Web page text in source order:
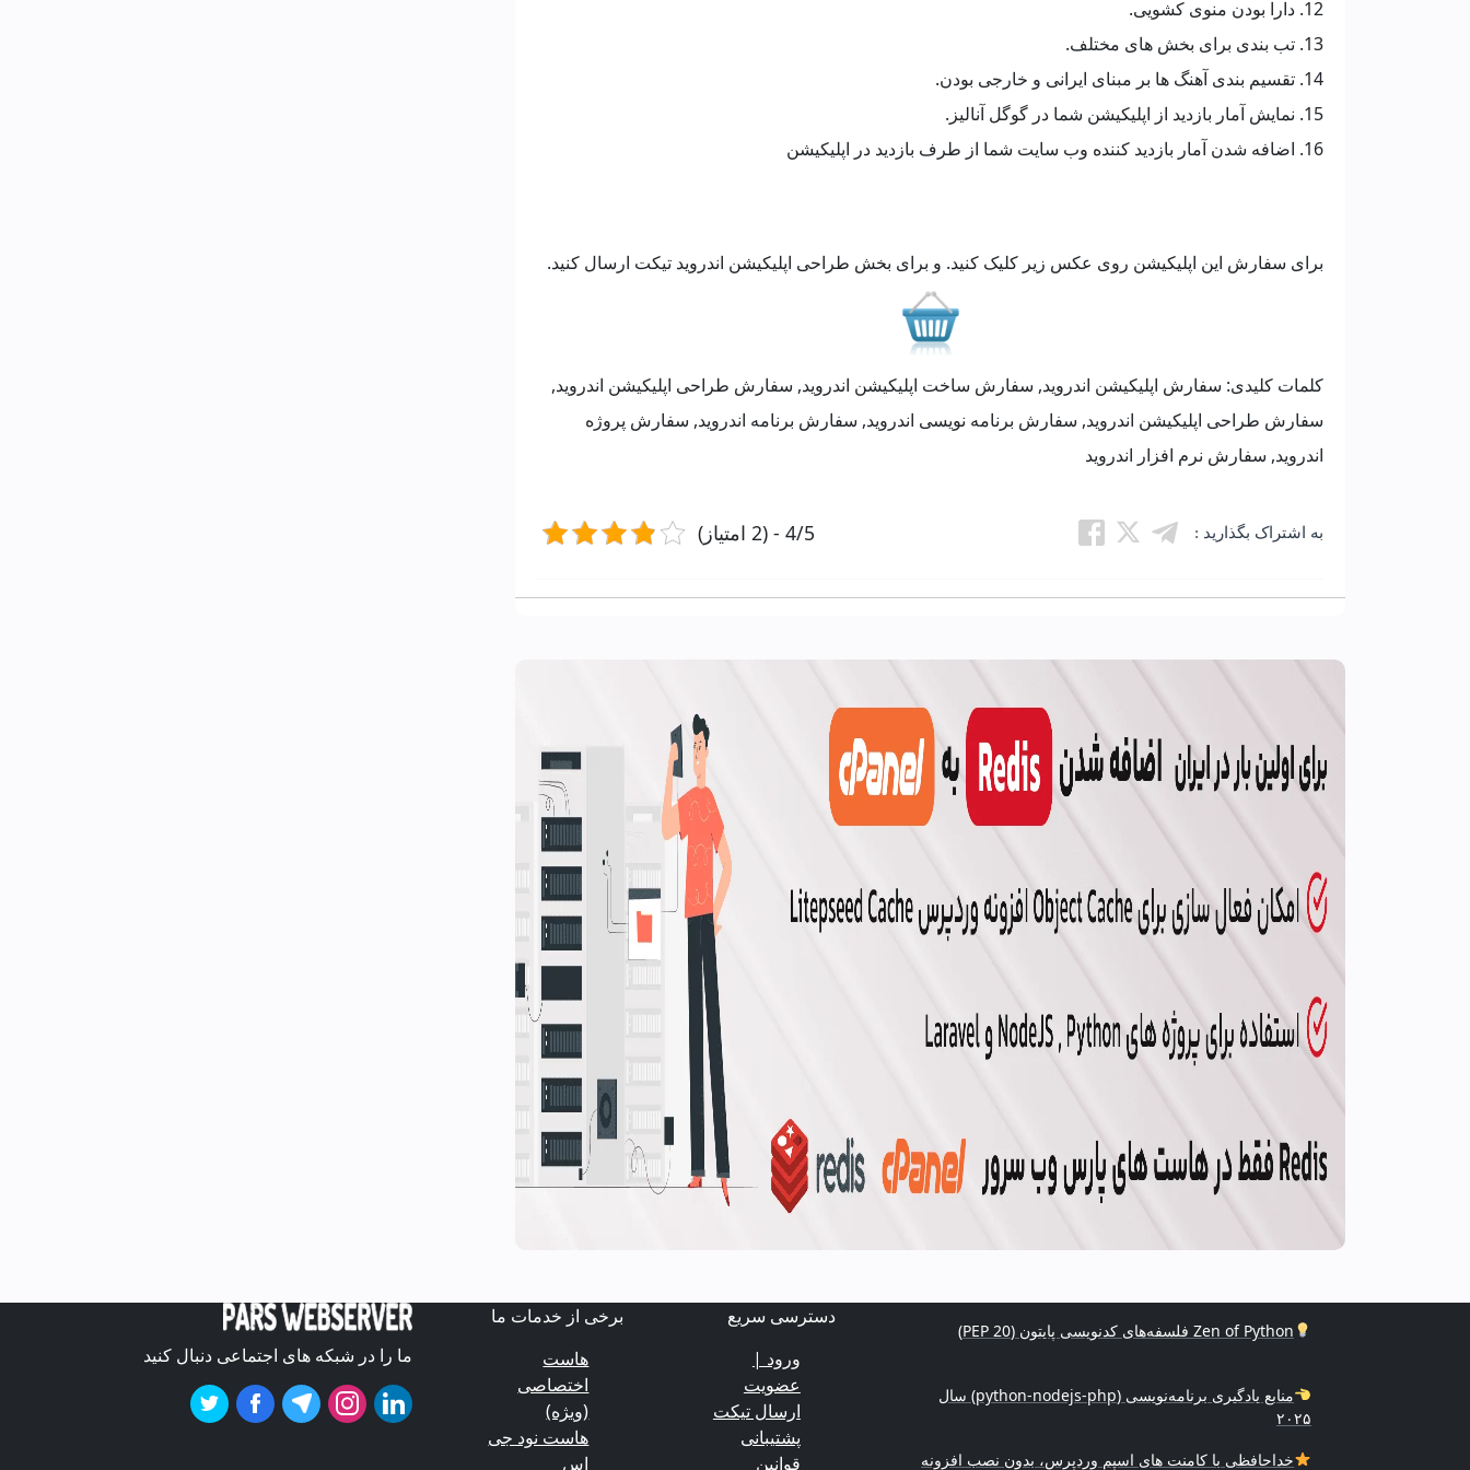
12. دارا بودن منوی کشویی.
13. تب بندی برای بخش های مختلف.
14. تقسیم بندی آهنگ ها بر مبنای ایرانی و خارجی بودن.
15. نمایش آمار بازدید از اپلیکیشن شما در گوگل آنالیز.
16. اضافه شدن آمار بازدید کننده وب سایت شما از طرف بازدید در اپلیکیشن
برای سفارش این اپلیکیشن روی عکس زیر کلیک کنید. و برای بخش طراحی اپلیکیشن اندروید تیکت ارسال کنید.
کلمات کلیدی: سفارش اپلیکیشن اندروید, سفارش ساخت اپلیکیشن اندروید, سفارش طراحی اپلیکیشن اندروید,
سفارش طراحی اپلیکیشن اندروید, سفارش برنامه نویسی اندروید, سفارش برنامه اندروید, سفارش پروژه
اندروید, سفارش نرم افزار اندروید
4/5 - (2 امتیاز) به اشتراک بگذارید :
Zen of Python فلسفه‌های کدنویسی پایتون (PEP 20)
منابع یادگیری برنامه‌نویسی (python-nodejs-php) سال
۲۰۲۵
خداحافظی با کامنت های اسپم وردپرس، بدون نصب افزونه
دسترسی سریع
ورود |
عضویت
ارسال تیکت
پشتیبانی
قوانین
برخی از خدمات ما
هاست
اختصاصی
(ویژه)
هاست نود جی
اس
ما را در شبکه های اجتماعی دنبال کنید